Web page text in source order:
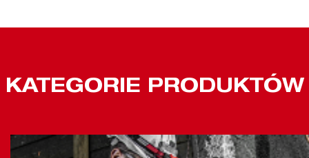
KATEGORIE PRODUKTÓW